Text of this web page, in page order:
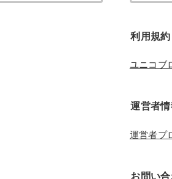
利用規約
ユニコブ
運営者情
運営者プ
お問い